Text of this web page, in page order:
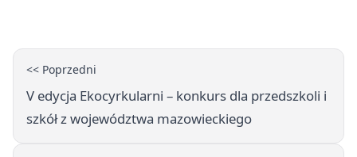
<< Poprzedni
V edycja Ekocyrkularni – konkurs dla przedszkoli i
szkół z województwa mazowieckiego